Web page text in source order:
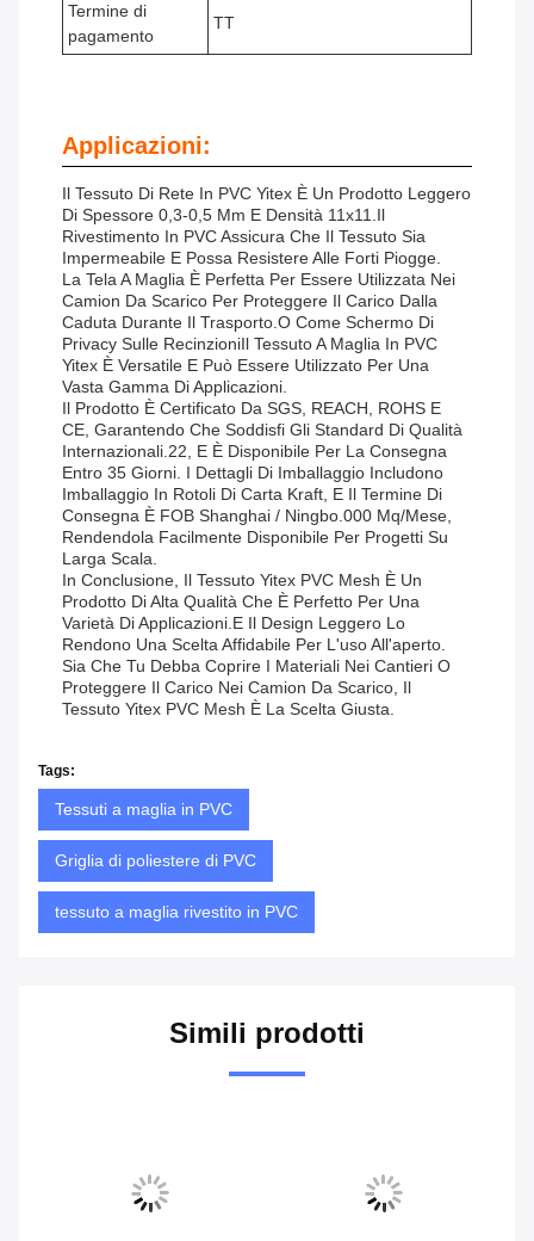
Termine di
pagamento
TT
Applicazioni:
Il Tessuto Di Rete In PVC Yitex È Un Prodotto Leggero
Di Spessore 0,3-0,5 Mm E Densità 11x11.Il
Rivestimento In PVC Assicura Che Il Tessuto Sia
Impermeabile E Possa Resistere Alle Forti Piogge.
La Tela A Maglia È Perfetta Per Essere Utilizzata Nei
Camion Da Scarico Per Proteggere Il Carico Dalla
Caduta Durante Il Trasporto.o Come Schermo Di
Privacy Sulle RecinzioniIl Tessuto A Maglia In PVC
Yitex È Versatile E Può Essere Utilizzato Per Una
Vasta Gamma Di Applicazioni.
Il Prodotto È Certificato Da SGS, REACH, ROHS E
CE, Garantendo Che Soddisfi Gli Standard Di Qualità
Internazionali.22, E È Disponibile Per La Consegna
Entro 35 Giorni. I Dettagli Di Imballaggio Includono
Imballaggio In Rotoli Di Carta Kraft, E Il Termine Di
Consegna È FOB Shanghai / Ningbo.000 Mq/mese,
Rendendola Facilmente Disponibile Per Progetti Su
Larga Scala.
In Conclusione, Il Tessuto Yitex PVC Mesh È Un
Prodotto Di Alta Qualità Che È Perfetto Per Una
Varietà Di Applicazioni.e Il Design Leggero Lo
Rendono Una Scelta Affidabile Per L'uso All'aperto.
Sia Che Tu Debba Coprire I Materiali Nei Cantieri O
Proteggere Il Carico Nei Camion Da Scarico, Il
Tessuto Yitex PVC Mesh È La Scelta Giusta.
Tags:
Tessuti a maglia in PVC
Griglia di poliestere di PVC
tessuto a maglia rivestito in PVC
Simili prodotti